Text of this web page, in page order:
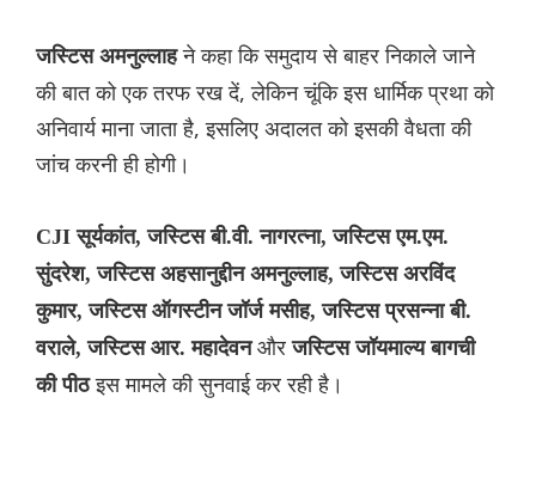
जस्टिस अमनुल्लाहने कहा कि समुदाय से बाहर निकाले जाने
की बात को एक तरफ रख दें, लेकिन चूंकि इस धार्मिक प्रथा को
अनिवार्य माना जाता है, इसलिए अदालत को इसकी वैधता की
जांच करनी ही होगी।
CJI सूर्यकांत, जस्टिस बी.वी. नागरत्ना, जस्टिस एम.एम.
सुंदरेश, जस्टिस अहसानुद्दीन अमनुल्लाह, जस्टिस अरविंद
कुमार, जस्टिस ऑगस्टीन जॉर्ज मसीह, जस्टिस प्रसन्ना बी.
वराले, जस्टिस आर. महादेवनऔरजस्टिस जॉयमाल्य बागची
की पीठइस मामले की सुनवाई कर रही है।